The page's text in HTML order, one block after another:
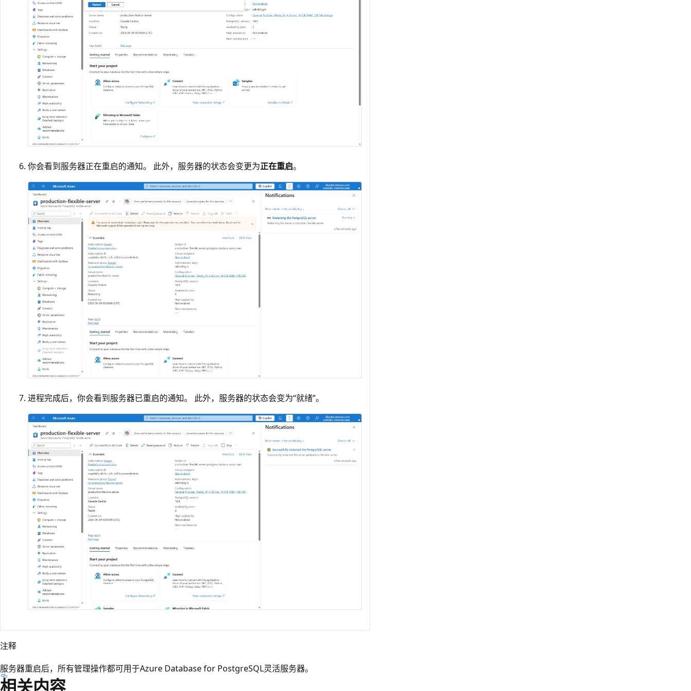
你会看到服务器正在重启的通知。 此外，服务器的状态会变更为正在重启。
进程完成后，你会看到服务器已重启的通知。 此外，服务器的状态会变为“就绪”。
注释
服务器重启后，所有管理操作都可用于Azure Database for PostgreSQL灵活服务器。
相关内容